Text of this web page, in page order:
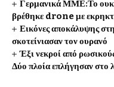
Γερμανικά ΜΜΕ:Το
βρέθηκε drone με
Εικόνες αποκάλυψης
σκοτείνιασαν τον ουρανό
Έξι νεκροί από
Δύο πλοία επλήγησαν στο